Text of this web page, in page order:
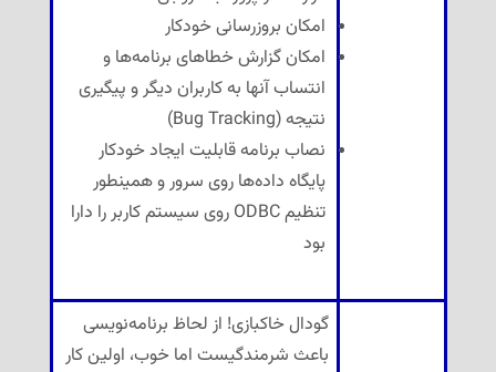
امکان بروزرسانی خودکار
امکان گزارش خطاهای برنامه‌ها و
انتساب آنها به کاربران دیگر و پیگیری
نتیجه (Bug Tracking)
نصاب برنامه قابلیت ایجاد خودکار
پایگاه داده‌ها روی سرور و همینطور
تنظیم ODBC روی سیستم کاربر را دارا
بود
گودال خاکبازی! از لحاظ برنامه‌نویسی
باعث شرمندگیست اما خوب، اولین کار